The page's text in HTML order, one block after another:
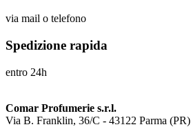
via mail o telefono
Spedizione rapida
entro 24h
Comar Profumerie s.r.l.
Via B. Franklin, 36/C - 43122 Parma (PR)